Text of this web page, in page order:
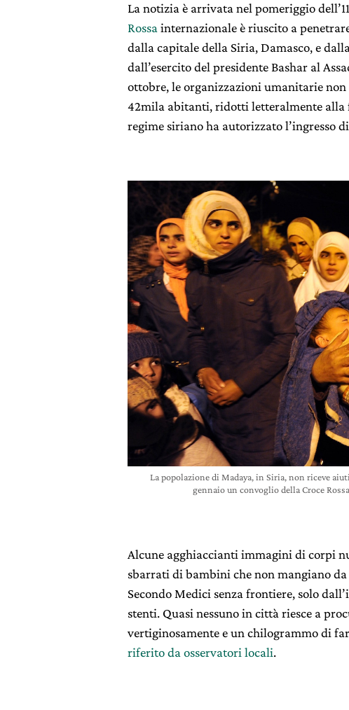
La notizia è arrivata nel pomeriggio
Rossa internazionale è riuscito a
dalla capitale della Siria, Damasco, e
dall’esercito del presidente Bashar al
ottobre, le organizzazioni umanitarie
42mila abitanti, ridotti letteralmente alla
regime siriano ha autorizzato l’ingresso
La popolazione di Madaya, in Siria, non riceve
gennaio un convoglio della Croce
Alcune agghiaccianti immagini di corpi
sbarrati di bambini che non mangiano
Secondo Medici senza frontiere, solo
stenti. Quasi nessuno in città riesce a
vertiginosamente e un chilogrammo di
riferito da osservatori locali.